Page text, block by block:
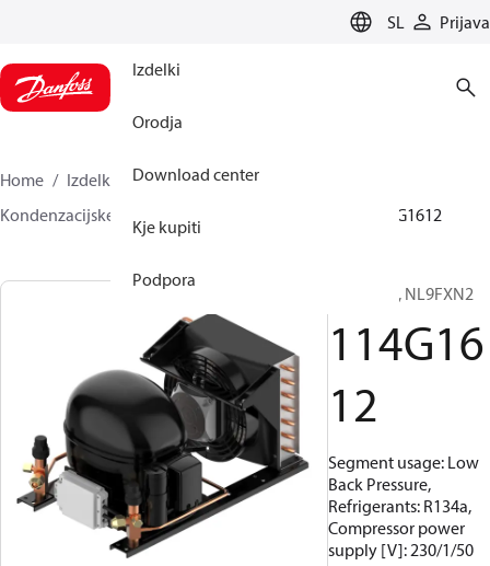
SL Prijava
Izdelki
Orodja
Download center
Kje kupiti
Podpora
Home Izdelki
Climate Solutions za hlajenje
Kondenzacijske enote
114G1612
Optyma™, NL9FXN2
114G16
12
Segment usage: Low
Back Pressure,
Refrigerants: R134a,
Compressor power
supply [V]: 230/1/50